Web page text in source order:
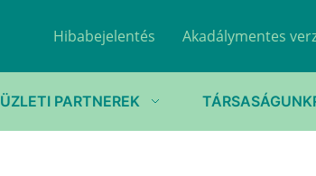
Hibabejelentés Akadálymentes
ÜZLETI PARTNEREK